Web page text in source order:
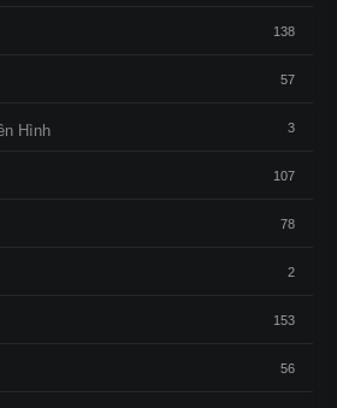
138
57
Hình 3
107
78
2
153
56